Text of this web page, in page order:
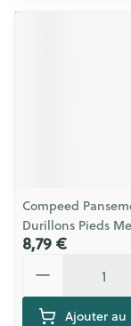
Compeed
Durillons Pieds
8,79 €
Ajouter au